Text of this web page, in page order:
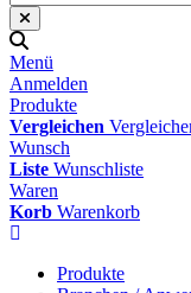
Menü
Anmelden
Produkte
Vergleichen
Wunsch
Liste Wunschliste
Waren
Korb Warenkorb
Produkte